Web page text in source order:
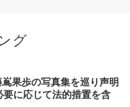
グ
果歩の写真集を巡り声明
に応じて法的措置を含